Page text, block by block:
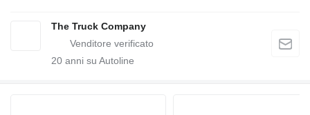
The Truck Company
20 anni su Autoline